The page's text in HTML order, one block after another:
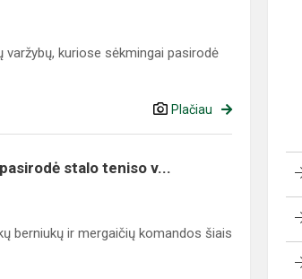
kuriose sėkmingai pasirodė
Plačiau
stalo teniso v...
berniukų ir mergaičių komandos šiais